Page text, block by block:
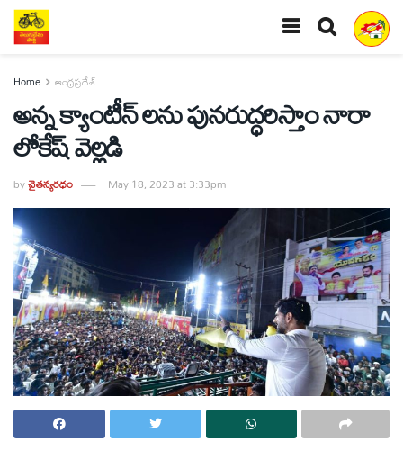
Home ఆంధ్రప్రదేశ్
అన్న క్యాంటీన్ లను పునరుద్ధరిస్తాం నారా
లోకేష్ వెల్లడి
byచైతన్యరధం May 18, 2023 at 3:33pm